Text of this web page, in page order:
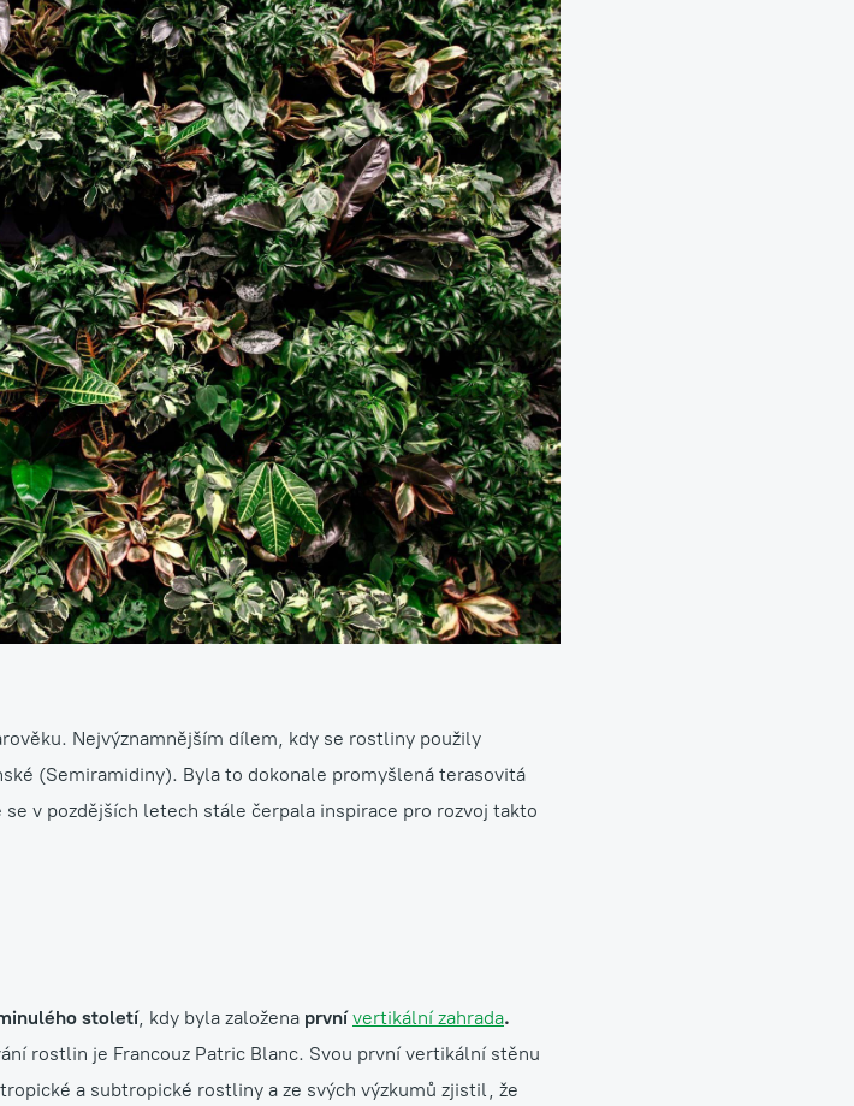
Jednorázový pronájem na eventy
Návrhy, realizace a údržba teras
Aranžmá, floristika, dekorace
Nejvýznamnějším dílem, kdy se rostliny použily
(Semiramidiny). Byla to dokonale promyšlená terasovitá
v pozdějších letech stále čerpala inspirace pro rozvoj takto
století, kdy byla založena prvnívertikální zahrada.
rostlin je Francouz Patric Blanc. Svou první vertikální stěnu
a subtropické rostliny a ze svých výzkumů zjistil, že